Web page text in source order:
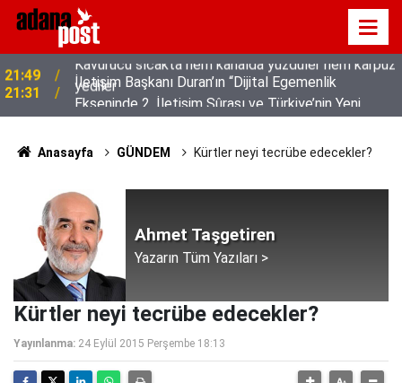
21:31
İletişim Başkanı Duran’ın “Dijital Egemenlik
Ekseninde 2. İletişim Şûrası ve Türkiye’nin Yeni
İletişim Vizyonu” başlıklı makales
Anasayfa GÜNDEM Kürtler neyi tecrübe edecekler?
Ahmet Taşgetiren
Yazarın Tüm Yazıları >
Kürtler neyi tecrübe edecekler?
Yayınlanma: 24 Eylül 2015 Perşembe 18:13